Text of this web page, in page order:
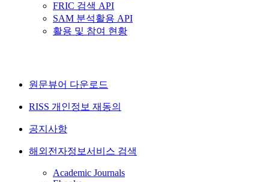
FRIC 검색 API
SAM 분석활용 API
활용 및 참여 현황
원문뷰어 다운로드
RISS 개인정보 재동의
공지사항
해외전자정보서비스 검색
Academic Journals